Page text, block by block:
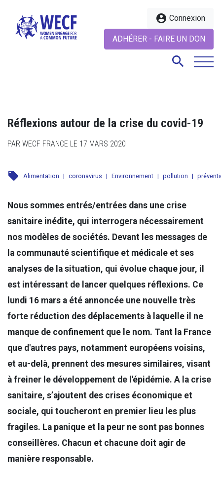
account_circle Connexion
ADHÉRER - FAIRE UN DON
search
search
Réflexions autour de la crise du covid-19
PAR WECF FRANCE LE 17 MARS 2020
local_offer Alimentation | coronavirus | Environnement | pollution |
Nous sommes entrés/entrées dans une crise
sanitaire inédite, qui interrogera nécessairement
nos modèles de sociétés. Devant les messages de
la communauté scientifique et médicale et ses
analyses de la situation, qui évolue chaque jour, il
est intéressant de lancer quelques réflexions. Ce
lundi 16 mars a été annoncée une nouvelle très
forte réduction des déplacements à laquelle il ne
manque de confinement que le nom. Tant la France
que d'autres pays, notamment européens voisins,
et au-delà, prennent des mesures similaires, visant
à freiner le développement de l'épidémie. A la crise
sanitaire, s’ajoutent des crises économique et
sociale, qui toucheront en premier lieu les plus
fragiles. La panique et la peur ne sont pas bonnes
conseillères. Chacun et chacune doit agir de
manière responsable.